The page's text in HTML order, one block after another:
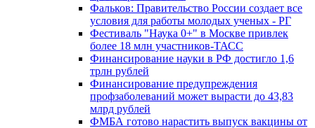
Фальков: Правительство России создает все
условия для работы молодых ученых - РГ
Фестиваль "Наука 0+" в Москве привлек
более 18 млн участников-ТАСС
Финансирование науки в РФ достигло 1,6
трлн рублей
Финансирование предупреждения
профзаболеваний может вырасти до 43,83
млрд рублей
ФМБА готово нарастить выпуск вакцины от